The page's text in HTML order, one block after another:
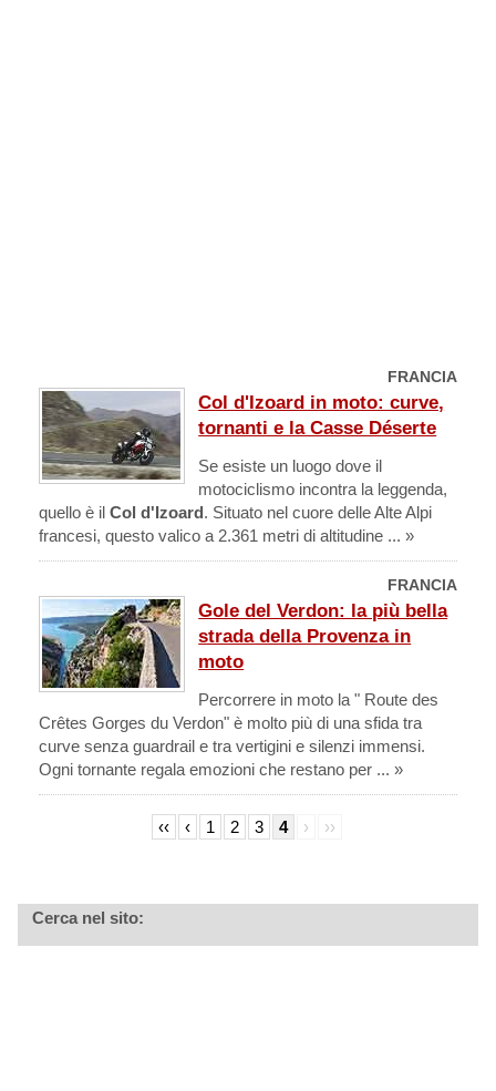
FRANCIA
Col d'Izoard in moto: curve,
tornanti e la Casse Déserte
Se esiste un luogo dove il
motociclismo incontra la leggenda,
quello è il Col d'Izoard. Situato nel cuore delle Alte Alpi
francesi, questo valico a 2.361 metri di altitudine ... »
FRANCIA
Gole del Verdon: la più bella
strada della Provenza in
moto
Percorrere in moto la " Route des
Crêtes Gorges du Verdon" è molto più di una sfida tra
curve senza guardrail e tra vertigini e silenzi immensi.
Ogni tornante regala emozioni che restano per ... »
‹‹ ‹ 1 2 3 4 › ››
Cerca nel sito: